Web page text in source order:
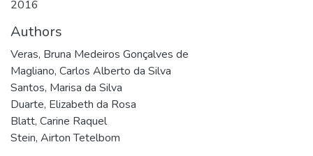
2016
Authors
Veras, Bruna Medeiros Gonçalves de
Magliano, Carlos Alberto da Silva
Santos, Marisa da Silva
Duarte, Elizabeth da Rosa
Blatt, Carine Raquel
Stein, Airton Tetelbom